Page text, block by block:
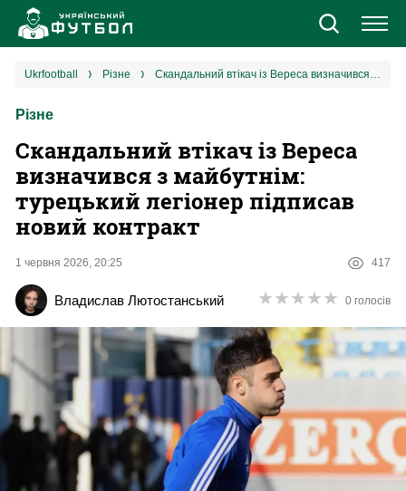
Новини
Єврокубки
УПЛ
2 ліга
Різне
Букмекери
Казино
ukrfootball різне Скандальний втікач із Вереса визначився з майбутнім: турецький легіонер підписав новий контракт
Різне
Скандальний втікач із Вереса
визначився з майбутнім:
турецький легіонер підписав
новий контракт
1 червня 2026, 20:25 417
Владислав Лютостанський ★★★★★
★★★★★ 0 голосів